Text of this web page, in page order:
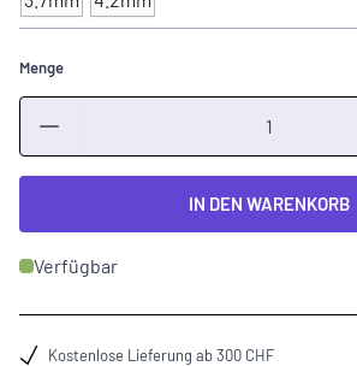
Menge
IN DEN WARENKORB
Verfügbar
Kostenlose Lieferung ab 300 CHF